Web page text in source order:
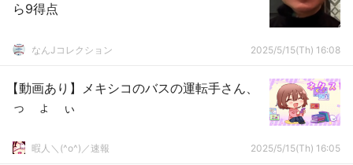
ら9得点
なんJコレクション 2025/5/15(Th) 16:08
【動画あり】メキシコのバスの運転手さん、
っ ょ ぃ
暇人＼(^o^)／速報 2025/5/15(Th) 16:05